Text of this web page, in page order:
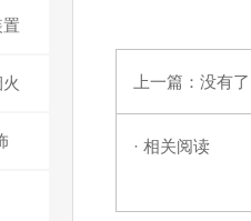
上一篇：没有
· 相关阅读